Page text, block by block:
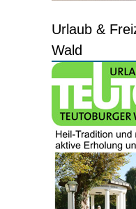
Urlaub &
Wald